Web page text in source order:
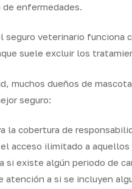
enfermedades.
seguro veterinario funciona
suele excluir los
muchos dueños de
seguro:
la cobertura de
el acceso ilimitado a
si existe algún periodo de
atención a si se incluyen